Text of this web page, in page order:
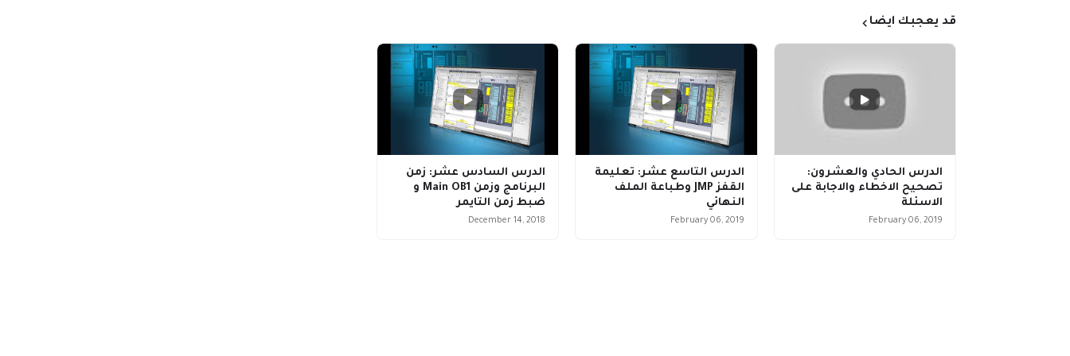
قد يعجبك ايضا
الدرس الحادي والعشرون:
تصحيح الاخطاء والاجابة على
الاسئلة
February 06, 2019
الدرس التاسع عشر: تعليمة
القفز JMP وطباعة الملف
النهائي
February 06, 2019
الدرس السادس عشر: زمن
البرنامج وزمن Main OB1 و
ضبط زمن التايمر
December 14, 2018